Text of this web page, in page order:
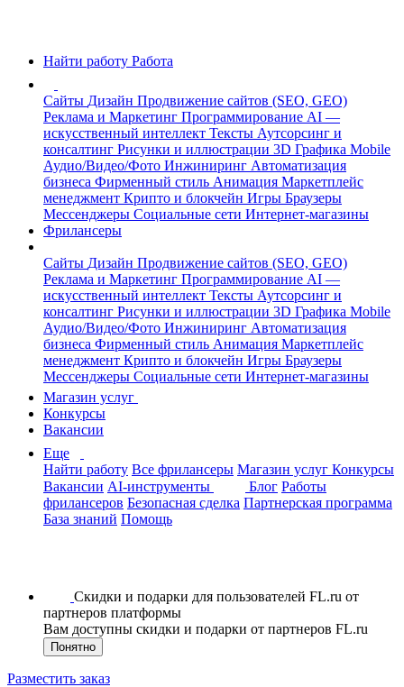
Найти работу Работа
Сайты Дизайн Продвижение сайтов (SEO, GEO)
Реклама и Маркетинг Программирование AI —
искусственный интеллект Тексты Аутсорсинг и
консалтинг Рисунки и иллюстрации 3D Графика Mobile
Аудио/Видео/Фото Инжиниринг Автоматизация
бизнеса Фирменный стиль Анимация Маркетплейс
менеджмент Крипто и блокчейн Игры Браузеры
Мессенджеры Социальные сети Интернет-магазины
Фрилансеры
Сайты Дизайн Продвижение сайтов (SEO, GEO)
Реклама и Маркетинг Программирование AI —
искусственный интеллект Тексты Аутсорсинг и
консалтинг Рисунки и иллюстрации 3D Графика Mobile
Аудио/Видео/Фото Инжиниринг Автоматизация
бизнеса Фирменный стиль Анимация Маркетплейс
менеджмент Крипто и блокчейн Игры Браузеры
Мессенджеры Социальные сети Интернет-магазины
Магазин услуг
Конкурсы
Вакансии
Еще
Найти работу Все фрилансеры Магазин услуг Конкурсы
Вакансии AI-инструменты Блог Работы
фрилансеров Безопасная сделка Партнерская программа
База знаний Помощь
Скидки и подарки для пользователей FL.ru от
партнеров платформы
Вам доступны скидки и подарки от партнеров FL.ru
Понятно
Разместить заказ